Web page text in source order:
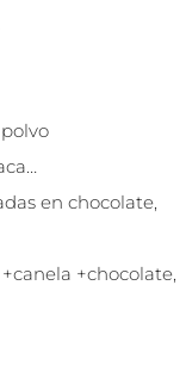
en chocolate,
+chocolate,